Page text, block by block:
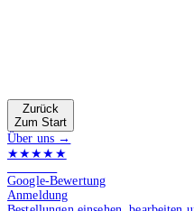
Zurück
Zum Start
Über uns →
★★★★★
Google-Bewertung
Anmeldung